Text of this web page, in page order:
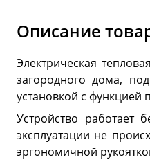
Описание
Электрическая
загородного дома,
установкой с функцией
Устройство работает
эксплуатации не
эргономичной